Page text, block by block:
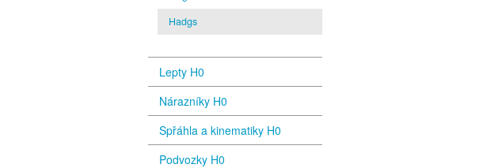
Hadgs
Lepty H0
Nárazníky H0
Spřáhla a kinematiky H0
Podvozky H0